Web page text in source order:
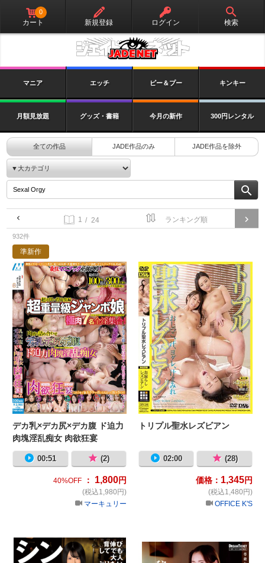
カート
0
新規登録 ログイン 検索
マニア エッチ ピー＆プー キンキー
月額見放題 グッズ・書籍 今月の新作 300円レンタル
全ての作品 JADE作品のみ JADE作品を除外
/ 24
932件
準新作
デカ乳×デカ尻×デカ腹 ド迫力肉塊
デカ乳×デカ尻×デカ腹 ド迫力
肉塊淫乱痴女 肉欲狂宴
00:51 (2)
40%OFF ： 1,800円
(税込1,980円)
マーキュリー
ト
トリプル聖水レズビアン
02:00 (28)
価格： 1,345円
(税込1,480円)
OFFICE K'S
シン・制服カメラ 桃瀬ひまり